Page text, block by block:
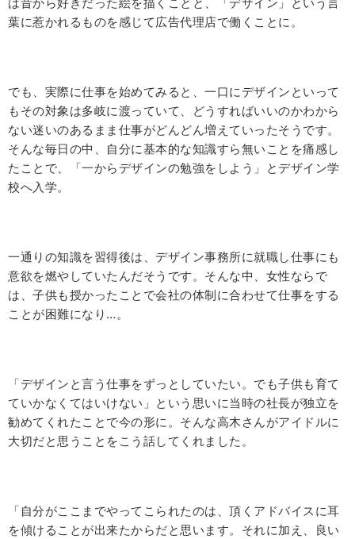
葉に惹かれるものを感じて広告代理店で働くことに。
でも、実際に仕事を始めてみると、一口にデザインといって
もその対象は多岐に渡っていて、どうすればいいのかわから
ない迷いのあるまま仕事がどんどん増えていったそうです。
そんな毎日の中、自分に基本的な知識すら無いことを痛感し
たことで、「一からデザインの勉強をしよう」とデザイン学
校へ入学。
一通りの知識を習得後は、デザイン事務所に就職し仕事にも
意欲を燃やしていたんだそうです。そんな中、女性ならで
は、子供も授かったことで会社の体制に合わせて仕事をする
ことが困難になり…。
「デザインと言う仕事をずっとしていたい。でも子供も育て
ていかなくてはいけない」という思いに当時の社長が独立を
勧めてくれたことで今の形に。そんな高木さんがアイドルに
大切だと思うことをこう話してくれました。
「自分がここまでやってこられたのは、頂くアドバイスに耳
を傾けることが出来たからだと思います。それに加え、良い